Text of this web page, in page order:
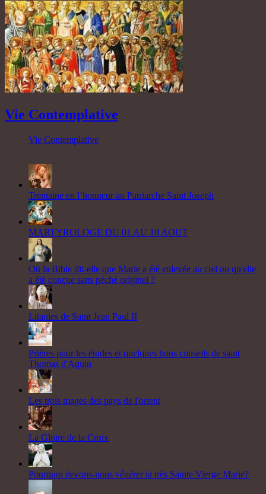
Vie Contemplative
Vie Contemplative
Trentaine en l’honneur au Patriarche Saint Joseph
MARTYROLOGE DU 01 AU 10 AOUT
Où la Bible dit-elle que Marie a été enlevée au ciel ou qu'elle
a été conçue sans péché originel ?
Litanies de Saint Jean Paul II
Prières pour les études et quelques bons conseils de saint
Thomas d'Aquin
Les trois mages des pays de l'orient
La Gloire de la Croix
Pourquoi devons-nous vénérer la très Sainte Vierge Marie?